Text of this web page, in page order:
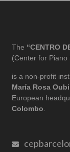
The “CENTRO
(Center for Piano
is a non-profit
María Rosa
European
Colombo